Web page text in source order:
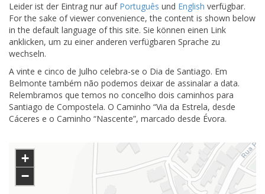
Leider ist der Eintrag nur auf Português und English verfügbar.
For the sake of viewer convenience, the content is shown below
in the default language of this site. Sie können einen Link
anklicken, um zu einer anderen verfügbaren Sprache zu
wechseln.
A vinte e cinco de Julho celebra-se o Dia de Santiago. Em
Belmonte também não podemos deixar de assinalar a data.
Relembramos que temos no concelho dois caminhos para
Santiago de Compostela. O Caminho “Via da Estrela, desde
Cáceres e o Caminho “Nascente”, marcado desde Évora.
+
−